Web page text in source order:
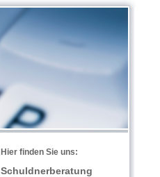
Hier finden Sie uns:
Schuldnerberatung